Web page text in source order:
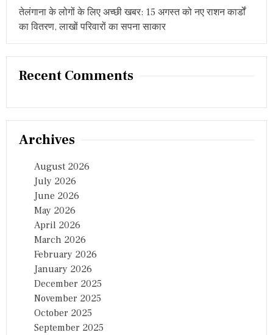
तेलंगाना के लोगों के लिए अच्छी खबर: 15 अगस्त को नए राशन कार्डों
का वितरण, लाखों परिवारों का सपना साकार
Recent Comments
Archives
August 2026
July 2026
June 2026
May 2026
April 2026
March 2026
February 2026
January 2026
December 2025
November 2025
October 2025
September 2025